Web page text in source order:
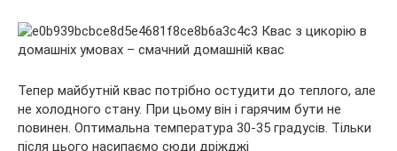
Тепер майбутній квас потрібно остудити до теплого, але
не холодного стану. При цьому він і гарячим бути не
повинен. Оптимальна температура 30-35 градусів. Тільки
після цього насипаємо сюди дріжджі